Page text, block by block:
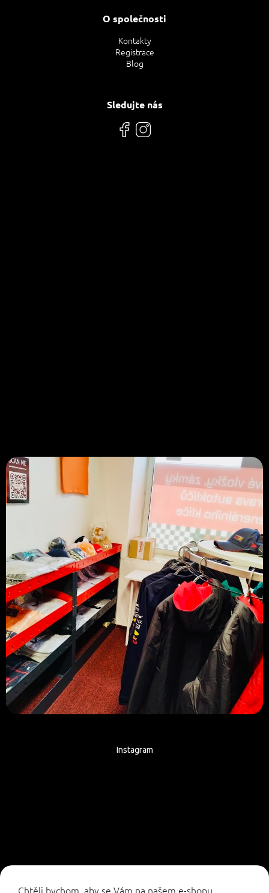
Chtěli bychom, aby se Vám na našem e-shopu
O společnosti
Kontakty
Registrace
Blog
Sledujte nás
Instagram